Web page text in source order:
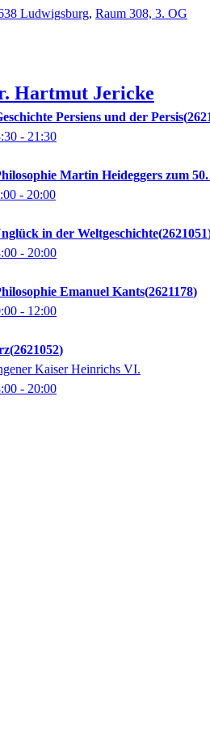
Ludwigsburg, Raum 308, 3. OG
Hartmut Jericke
Persiens und der Persis
- 21:30
Martin Heideggers zum 50.
- 20:00
in der Weltgeschichte 2621051
- 20:00
Emanuel Kants 2621178
- 12:00
2621052
Kaiser Heinrichs VI.
- 20:00